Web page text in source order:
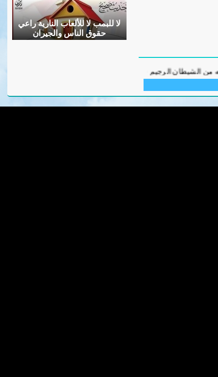
لا للبمب لا للألعاب النارية راعي
حقوق الناس والجيران